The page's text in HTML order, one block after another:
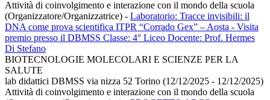
Attività di coinvolgimento e interazione con il mondo della scuola
(Organizzatore/Organizzatrice) - Laboratorio: Tracce invisibili: il
DNA come prova scientifica ITPR “Corrado Gex” – Aosta - Visita
premio presso il DBMSS Classe: 4° Liceo Docente: Prof. Hermes
Di Stefano
BIOTECNOLOGIE MOLECOLARI E SCIENZE PER LA
SALUTE
lab didattici DBMSS via nizza 52 Torino (12/12/2025 - 12/12/2025)
Attività di coinvolgimento e interazione con il mondo della scuola